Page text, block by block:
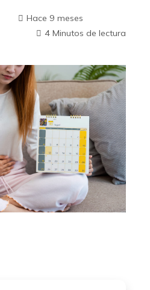
Hace 9 meses
4 Minutos de lectura